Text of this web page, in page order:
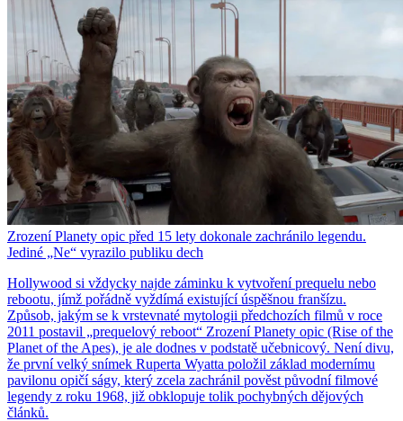
Zrození Planety opic před 15 lety dokonale zachránilo legendu.
Jediné „Ne“ vyrazilo publiku dech
Hollywood si vždycky najde záminku k vytvoření prequelu nebo
rebootu, jímž pořádně vyždímá existující úspěšnou franšízu.
Způsob, jakým se k vrstevnaté mytologii předchozích filmů v roce
2011 postavil „prequelový reboot“ Zrození Planety opic (Rise of the
Planet of the Apes), je ale dodnes v podstatě učebnicový. Není divu,
že první velký snímek Ruperta Wyatta položil základ modernímu
pavilonu opičí ságy, který zcela zachránil pověst původní filmové
legendy z roku 1968, již obklopuje tolik pochybných dějových
článků.